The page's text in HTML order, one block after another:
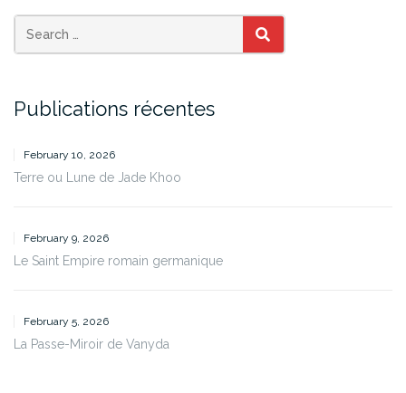
SEARCH
Publications récentes
February 10, 2026
Terre ou Lune de Jade Khoo
February 9, 2026
Le Saint Empire romain germanique
February 5, 2026
La Passe-Miroir de Vanyda